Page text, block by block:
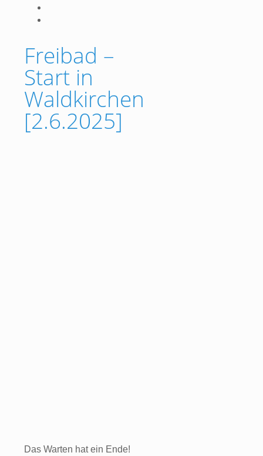
Freibad –
Start in
Waldkirchen
[2.6.2025]
Das Warten hat ein Ende!